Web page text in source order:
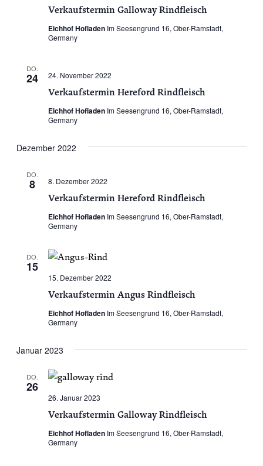
Verkaufstermin Galloway Rindfleisch
Eichhof Hofladen Im Seesengrund 16, Ober-Ramstadt,
Germany
DO.
24
Verkaufstermin Hereford Rindfleisch
24. November 2022
Eichhof Hofladen Im Seesengrund 16, Ober-Ramstadt,
Germany
Dezember 2022
DO.
8
Verkaufstermin Hereford Rindfleisch
8. Dezember 2022
Eichhof Hofladen Im Seesengrund 16, Ober-Ramstadt,
Germany
DO.
15
Verkaufstermin Angus Rindfleisch
15. Dezember 2022
Eichhof Hofladen Im Seesengrund 16, Ober-Ramstadt,
Germany
Januar 2023
DO.
26
Verkaufstermin Galloway Rindfleisch
26. Januar 2023
Eichhof Hofladen Im Seesengrund 16, Ober-Ramstadt,
Germany